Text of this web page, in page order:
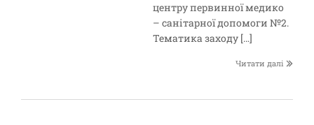
центру первинної медико
– санітарної допомоги №2.
Тематика заходу […]
Читати далі